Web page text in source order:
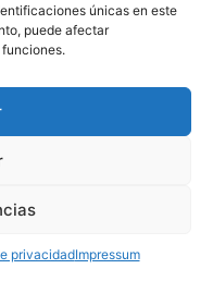
únicas en este
puede afectar
privacidadImpressum